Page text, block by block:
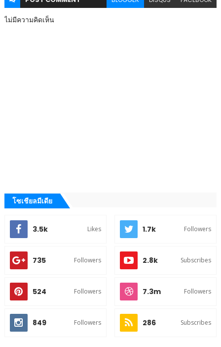
ไม่มีความคิดเห็น
โซเชียลมีเดีย
3.5k Likes 1.7k Followers
735 Followers 2.8k Subscribes
524 Followers 7.3m Followers
849 Followers 286 Subscribes